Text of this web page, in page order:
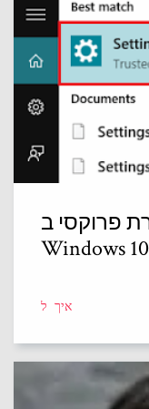
פרוקסי ב-
Windows 10
איך ל